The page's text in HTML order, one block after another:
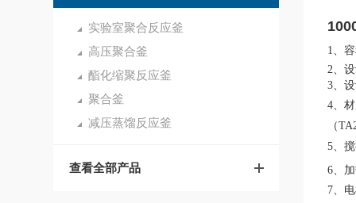
实验室聚合反应釜
高压聚合釜
酯化缩聚反应釜
聚合釜
减压蒸馏反应釜
查看全部产品
1、
2、
3、
4、
（
5、
6、
7、